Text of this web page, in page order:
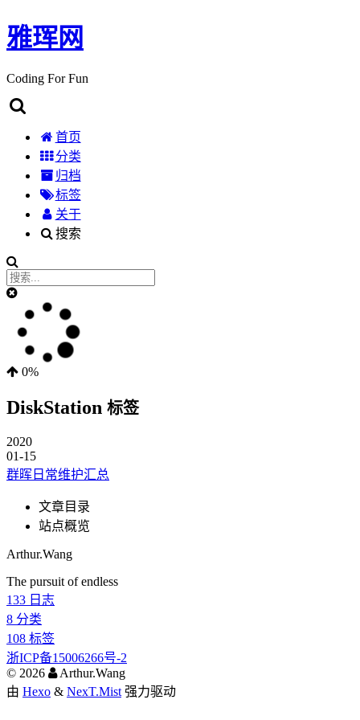
雅珲网
Coding For Fun
首页
分类
归档
标签
关于
搜索
0%
DiskStation 标签
2020
01-15
群晖日常维护汇总
文章目录
站点概览
Arthur.Wang
The pursuit of endless
133 日志
8 分类
108 标签
浙ICP备15006266号-2
© 2026
Arthur.Wang
由 Hexo & NexT.Mist 强力驱动